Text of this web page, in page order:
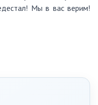
Мы в вас верим!